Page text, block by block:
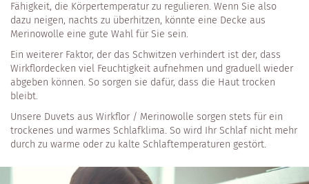
Fähigkeit, die Körpertemperatur zu regulieren. Wenn Sie also
dazu neigen, nachts zu überhitzen, könnte eine Decke aus
Merinowolle eine gute Wahl für Sie sein.
Ein weiterer Faktor, der das Schwitzen verhindert ist der, dass
Wirkflordecken viel Feuchtigkeit aufnehmen und graduell wieder
abgeben können. So sorgen sie dafür, dass die Haut trocken
bleibt.
Unsere Duvets aus Wirkflor / Merinowolle sorgen stets für ein
trockenes und warmes Schlafklima. So wird Ihr Schlaf nicht mehr
durch zu warme oder zu kalte Schlaftemperaturen gestört.